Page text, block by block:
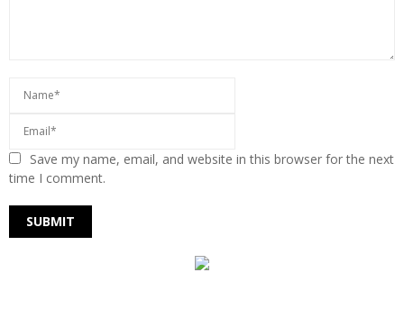
Save my name, email, and website in this browser for the next
time I comment.